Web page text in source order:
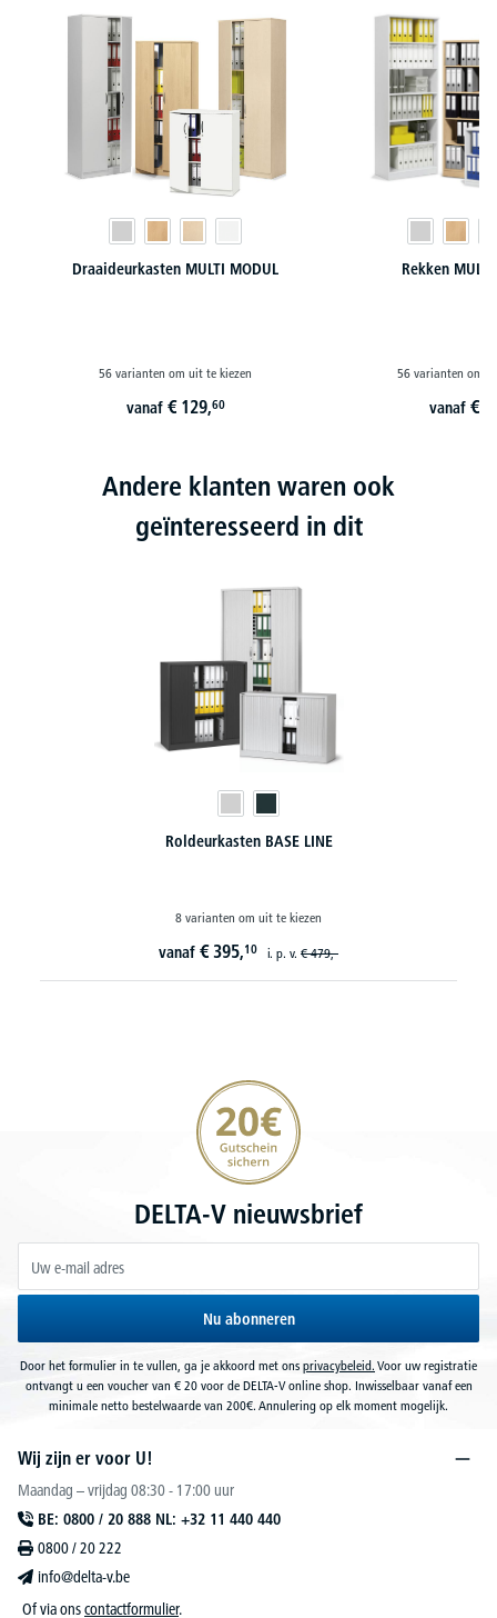
Draaideurkasten MULTI MODUL
56 varianten om uit te kiezen
vanaf € 129,60
Rekken
56 varianten om
vanaf €
Andere klanten waren ook
geïnteresseerd in dit
Universele metalen kasten
8 varianten om uit te kiezen
vanaf € 143,10 i. p. v. € 199,-
20€ korting verzekeren
DELTA-V nieuwsbrief
Nu abonneren
Door het formulier in te vullen, ga je akkoord met ons privacybeleid. Voor uw registratie
ontvangt u een voucher van € 20 voor de DELTA-V online shop. Inwisselbaar vanaf een
minimale netto bestelwaarde van 200€. Annulering op elk moment mogelijk.
Wij zijn er voor U!
Maandag – vrijdag 08:30 - 17:00 uur
BE: 0800 / 20 888 NL: +32 11 440 440
0800 / 20 222
info@delta-v.be
Of via onscontactformulier.